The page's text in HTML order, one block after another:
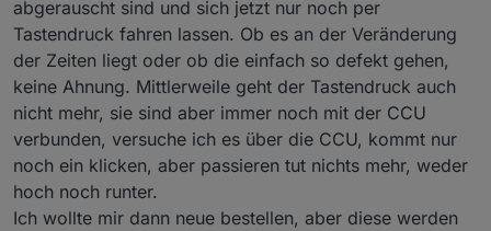
abgerauscht sind und sich jetzt nur noch per
Tastendruck fahren lassen. Ob es an der Veränderung
der Zeiten liegt oder ob die einfach so defekt gehen,
keine Ahnung. Mittlerweile geht der Tastendruck auch
nicht mehr, sie sind aber immer noch mit der CCU
verbunden, versuche ich es über die CCU, kommt nur
noch ein klicken, aber passieren tut nichts mehr, weder
hoch noch runter.
Ich wollte mir dann neue bestellen, aber diese werden